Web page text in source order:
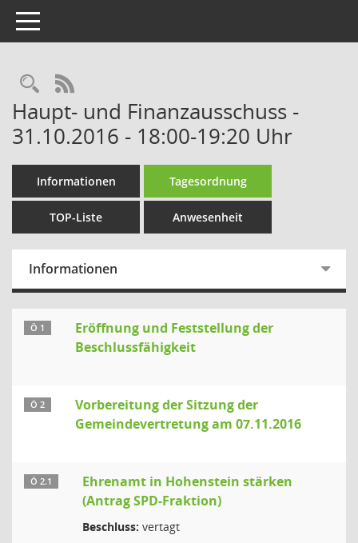
Toggle navigation
Rechercheauswahl
RSS-Feed
Haupt- und Finanzausschuss -
31.10.2016 - 18:00-19:20 Uhr
Informationen Tagesordnung
TOP-Liste Anwesenheit
Informationen
Ö 1
Eröffnung und Feststellung der
Beschlussfähigkeit
Ö 2
Vorbereitung der Sitzung der
Gemeindevertretung am 07.11.2016
Ö 2.1
Ehrenamt in Hohenstein stärken
(Antrag SPD-Fraktion)
Beschluss: vertagt